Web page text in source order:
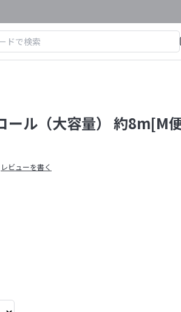
レビューを書く
ール（大容量） 約8m[M